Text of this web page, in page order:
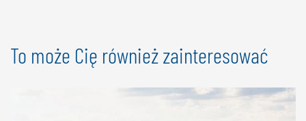
To może Cię również zainteresować